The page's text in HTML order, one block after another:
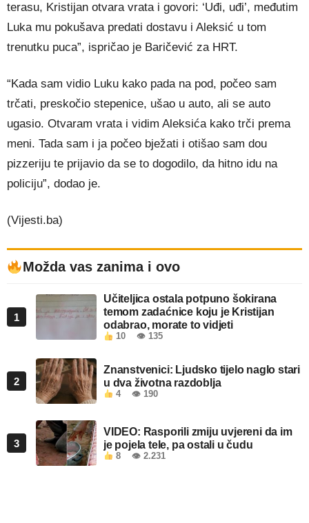
terasu, Kristijan otvara vrata i govori: ‘Uđi, uđi’, međutim
Luka mu pokušava predati dostavu i Aleksić u tom
trenutku puca”, ispričao je Baričević za HRT.
“Kada sam vidio Luku kako pada na pod, počeo sam
trčati, preskočio stepenice, ušao u auto, ali se auto
ugasio. Otvaram vrata i vidim Aleksića kako trči prema
meni. Tada sam i ja počeo bježati i otišao sam dou
pizzeriju te prijavio da se to dogodilo, da hitno idu na
policiju”, dodao je.
(Vijesti.ba)
Možda vas zanima i ovo
1
Učiteljica ostala potpuno šokirana
temom zadaćnice koju je Kristijan
odabrao, morate to vidjeti
10 👁 135
2
Znanstvenici: Ljudsko tijelo naglo stari
u dva životna razdoblja
4 👁 190
3
VIDEO: Rasporili zmiju uvjereni da im
je pojela tele, pa ostali u čudu
8 👁 2.231